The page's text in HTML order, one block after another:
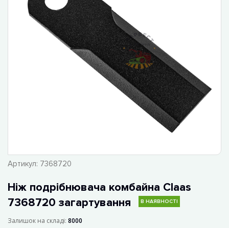
Артикул: 7368720
Ніж подрібнювача комбайна Claas
7368720 загартування
В НАЯВНОСТІ
Залишок на складі: 8000